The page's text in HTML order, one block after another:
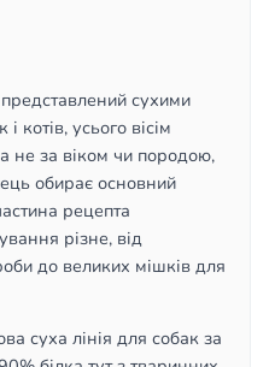
сухими
котів, усього вісім
не за віком чи породою,
обирає основний
рецепта
різне, від
до великих мішків для
суха лінія для собак за